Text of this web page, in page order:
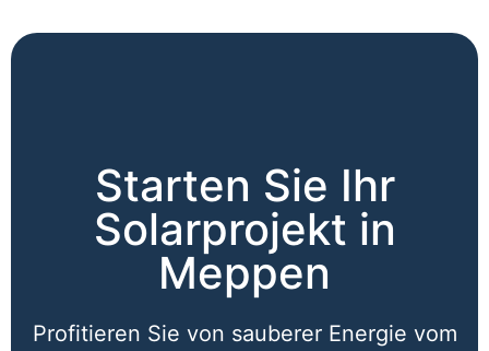
Starten Sie Ihr
Solarprojekt in
Meppen​
Profitieren Sie von sauberer Energie vom